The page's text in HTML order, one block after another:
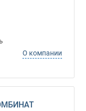
О компании